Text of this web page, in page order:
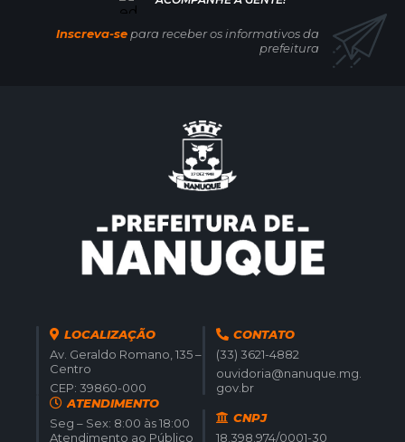
Inscreva-se para receber os informativos da
prefeitura
LOCALIZAÇÃO
Av. Geraldo Romano, 135 –
Centro
CEP: 39860-000
CONTATO
(33) 3621-4882
ouvidoria@nanuque.mg.
gov.br
ATENDIMENTO
Seg – Sex: 8:00 às 18:00
Atendimento ao Público
CNPJ
18.398.974/0001-30